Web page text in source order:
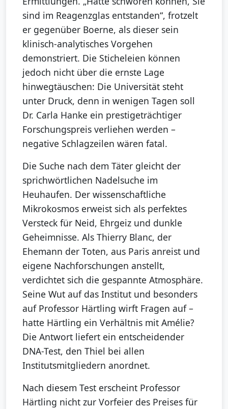
sind im Reagenzglas entstanden“, frotzelt
er gegenüber Boerne, als dieser sein
klinisch-analytisches Vorgehen
demonstriert. Die Sticheleien können
jedoch nicht über die ernste Lage
hinwegtäuschen: Die Universität steht
unter Druck, denn in wenigen Tagen soll
Dr. Carla Hanke ein prestigeträchtiger
Forschungspreis verliehen werden –
negative Schlagzeilen wären fatal.
Die Suche nach dem Täter gleicht der
sprichwörtlichen Nadelsuche im
Heuhaufen. Der wissenschaftliche
Mikrokosmos erweist sich als perfektes
Versteck für Neid, Ehrgeiz und dunkle
Geheimnisse. Als Thierry Blanc, der
Ehemann der Toten, aus Paris anreist und
eigene Nachforschungen anstellt,
verdichtet sich die gespannte Atmosphäre.
Seine Wut auf das Institut und besonders
auf Professor Härtling wirft Fragen auf –
hatte Härtling ein Verhältnis mit Amélie?
Die Antwort liefert ein entscheidender
DNA-Test, den Thiel bei allen
Institutsmitgliedern anordnet.
Nach diesem Test erscheint Professor
Härtling nicht zur Vorfeier des Preises für